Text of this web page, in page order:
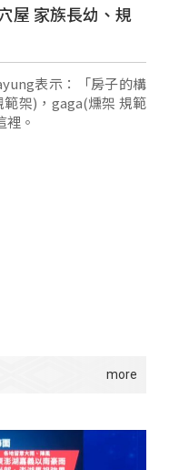
屋 家族長幼、規
表示：「房子的構
架)，gaga(燻架 規範
。